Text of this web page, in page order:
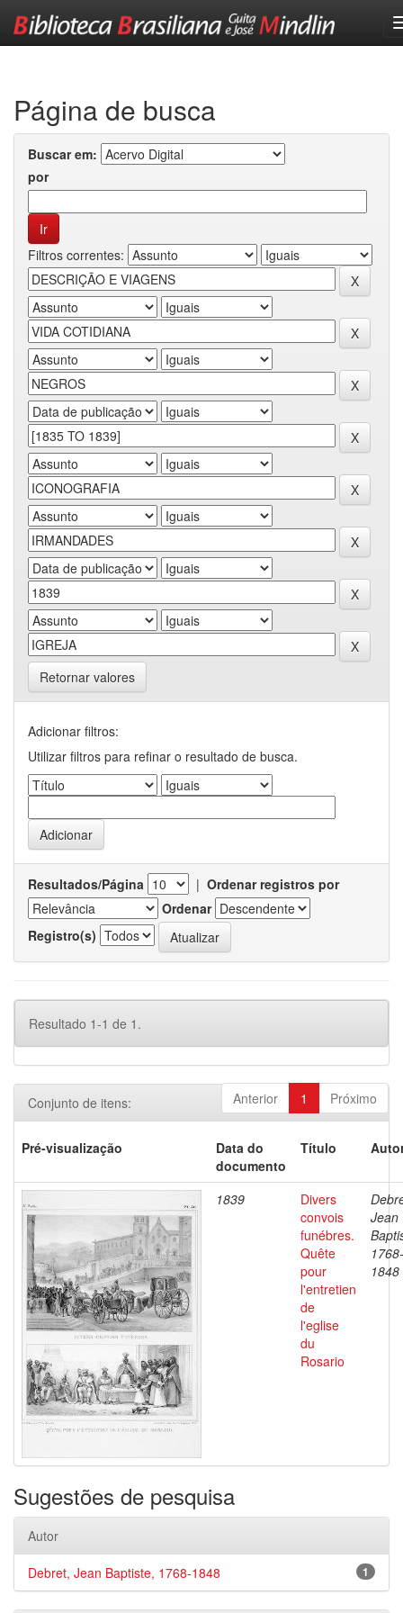
Página de busca
Buscar em:
por
Filtros correntes:
Retornar valores
Adicionar filtros:
Utilizar filtros para refinar o resultado de busca.
Resultados/Página | Ordenar registros por
Ordenar
Registro(s)
Resultado 1-1 de 1.
Anterior 1 Próximo
Conjunto de itens:
Pré-visualização
Data do
documento
Título
1839
Divers
convois
funébres.
Quête
pour
l'entretien
de
l'eglise
du
Rosario
Jean
1768-
1848
Sugestões de pesquisa
Autor
1
Debret, Jean Baptiste, 1768-1848